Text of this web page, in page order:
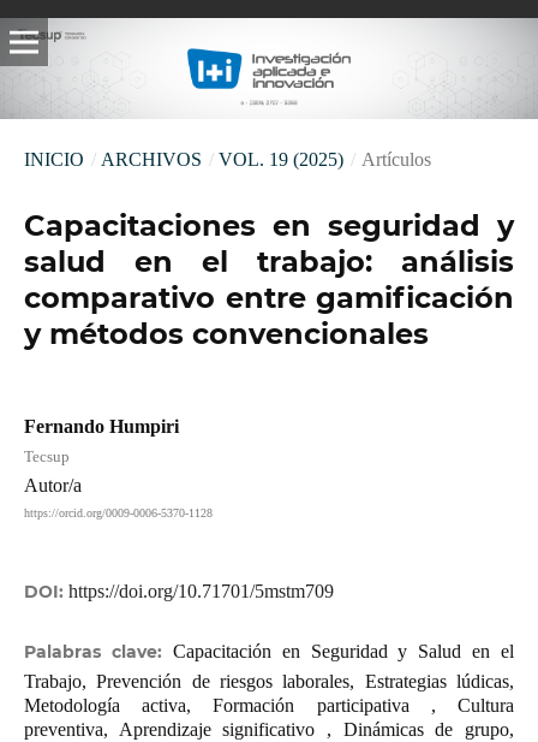
INICIO / ARCHIVOS / VOL. 19 (2025) / Artículos
Capacitaciones en seguridad y
salud en el trabajo: análisis
comparativo entre gamificación
y métodos convencionales
Fernando Humpiri
Tecsup
Autor/a
https://orcid.org/0009-0006-5370-1128
DOI: https://doi.org/10.71701/5mstm709
Palabras clave: Capacitación en Seguridad y Salud en el
Trabajo, Prevención de riesgos laborales, Estrategias lúdicas,
Metodología activa, Formación participativa , Cultura
preventiva, Aprendizaje significativo , Dinámicas de grupo,